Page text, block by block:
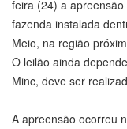
feira (24) a
fazenda instalada
Meio, na região
O leilão ainda
Minc, deve ser
A apreensão ocorreu